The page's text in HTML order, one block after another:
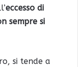
eccesso di
sempre si
si tende a